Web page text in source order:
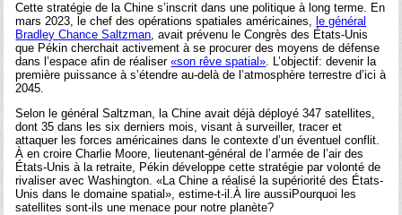
Cette stratégie de la Chine s’inscrit dans une politique à long terme. En
mars 2023, le chef des opérations spatiales américaines, le général
Bradley Chance Saltzman, avait prévenu le Congrès des États-Unis
que Pékin cherchait activement à se procurer des moyens de défense
dans l’espace afin de réaliser«son rêve spatial». L’objectif: devenir la
première puissance à s’étendre au-delà de l’atmosphère terrestre d’ici à
2045.
Selon le général Saltzman, la Chine avait déjà déployé 347 satellites,
dont 35 dans les six derniers mois, visant à surveiller, tracer et
attaquer les forces américaines dans le contexte d’un éventuel conflit.
À en croire Charlie Moore, lieutenant-général de l’armée de l’air des
États-Unis à la retraite, Pékin développe cette stratégie par volonté de
rivaliser avec Washington. «La Chine a réalisé la supériorité des États-
Unis dans le domaine spatial», estime-t-il.À lire aussiPourquoi les
satellites sont-ils une menace pour notre planète?